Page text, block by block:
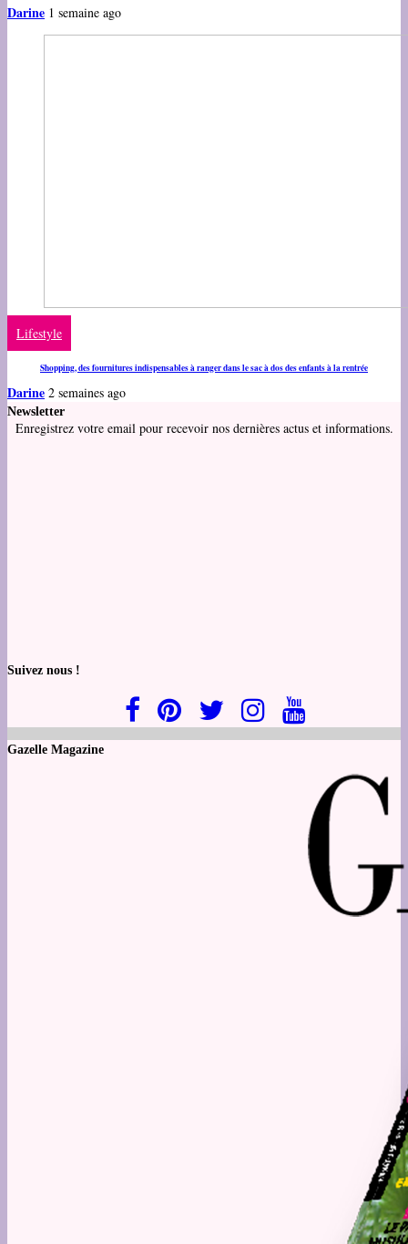
Darine 1 semaine ago
Lifestyle
Shopping, des fournitures indispensables à ranger dans le sac à dos des enfants à la rentrée
Darine 2 semaines ago
Newsletter
Enregistrez votre email pour recevoir nos dernières actus et informations.
Suivez nous !
Gazelle Magazine